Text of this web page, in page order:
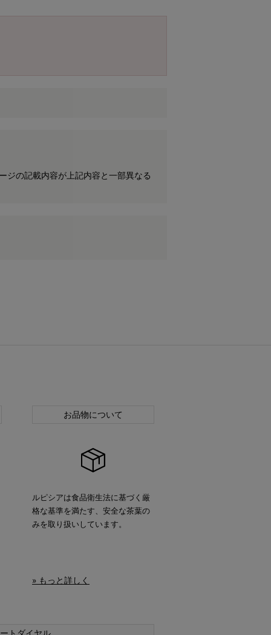
ジの記載内容が上記内容と一部異なる
お品物について
ルピシアは食品衛生法に基づく厳
格な基準を満たす、安全な茶葉の
みを取り扱いしています。
» もっと詳しく